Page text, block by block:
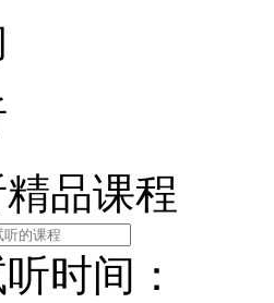
品课程
时间：